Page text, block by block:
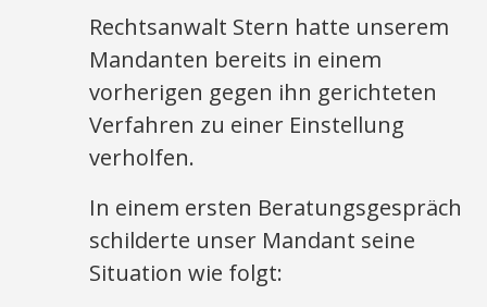
Rechtsanwalt Stern hatte unserem
Mandanten bereits in einem
vorherigen gegen ihn gerichteten
Verfahren zu einer Einstellung
verholfen.
In einem ersten Beratungsgespräch
schilderte unser Mandant seine
Situation wie folgt: